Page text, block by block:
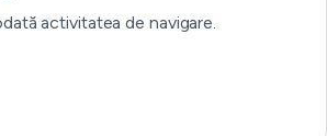
activitatea de navigare.